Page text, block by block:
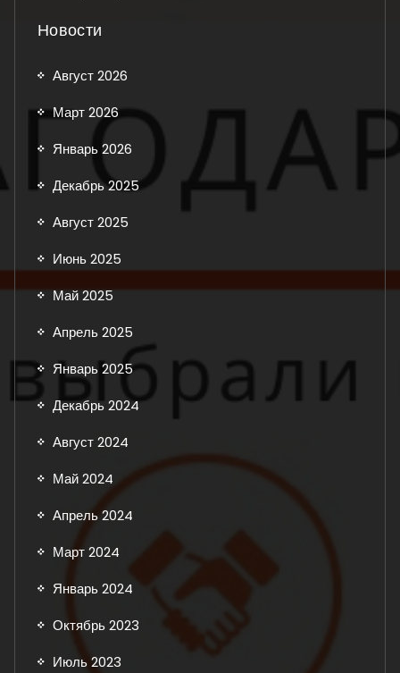
Новости
Август 2026
Март 2026
Январь 2026
Декабрь 2025
Август 2025
Июнь 2025
Май 2025
Апрель 2025
Январь 2025
Декабрь 2024
Август 2024
Май 2024
Апрель 2024
Март 2024
Январь 2024
Октябрь 2023
Июль 2023